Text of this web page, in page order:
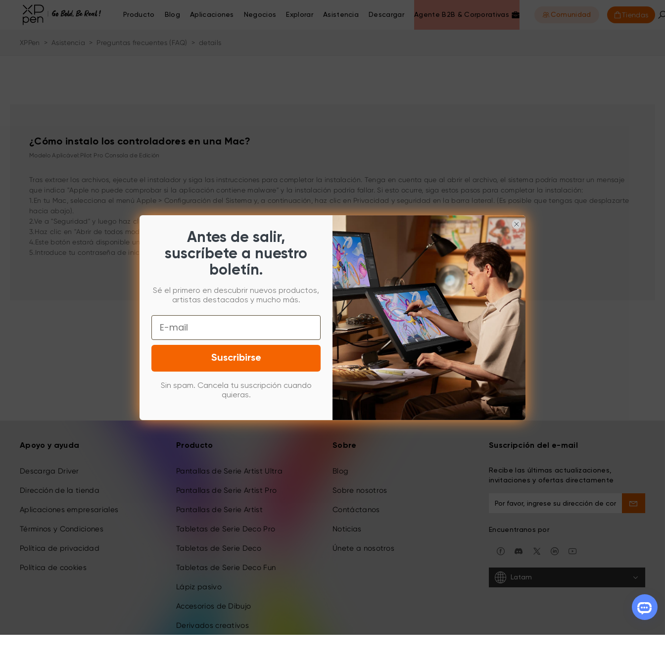
Producto Blog Aplicaciones Negocios Explorar Asistencia Descargar Agente B2B & Corporativas Comunidad Tiendas
XPPen > Asistencia > Preguntas frecuentes (FAQ) > details
¿Cómo instalo los controladores en una Mac?
Modelo Aplicável:Pilot Pro Consola de Edición
Tras extraer los archivos, ejecute el instalador y siga las instrucciones para completar la instalación. Tenga en cuenta que al abrir el archivo, el sistema podría mostrar un mensaje
que indica "Apple no puede comprobar si la aplicación contiene malware" y la instalación podría fallar. Si esto ocurre, siga estos pasos para completar la instalación:
1.En tu Mac, selecciona el menú Apple > Configuración del Sistema y, a continuación, haz clic en Privacidad y seguridad en la barra lateral. (Es posible que tengas que desplazarte
hacia abajo).
2.Ve a "Seguridad" y luego haz clic en "Abrir".
3.Haz clic en "Abrir de todos modos".
4.Este botón estará disponible una hora después de que intentes abrir la aplicación.
5.Introduce tu contraseña de inicio de sesión y, a continuación, haz clic en "Aceptar".
Apoyo y ayuda
Descarga Driver
Dirección de la tienda
Aplicaciones empresariales
Términos y Condiciones
Política de privacidad
Política de cookies
Producto
Pantallas de Serie Artist Ultra
Pantallas de Serie Artist Pro
Pantallas de Serie Artist
Tabletas de Serie Deco Pro
Tabletas de Serie Deco
Tabletas de Serie Deco Fun
Lápiz pasivo
Accesorios de Dibujo
Derivados creativos
Sobre
Blog
Sobre nosotros
Contáctanos
Noticias
Únete a nosotros
Suscripción del e-mail
Recibe las últimas actualizaciones,
invitaciones y ofertas directamente
Encuentranos por
Latam
Antes de salir,
suscríbete a nuestro
boletín.
Sé el primero en descubrir nuevos productos,
artistas destacados y mucho más.
Email
Suscribirse
Sin spam. Cancela tu suscripción cuando
quieras.